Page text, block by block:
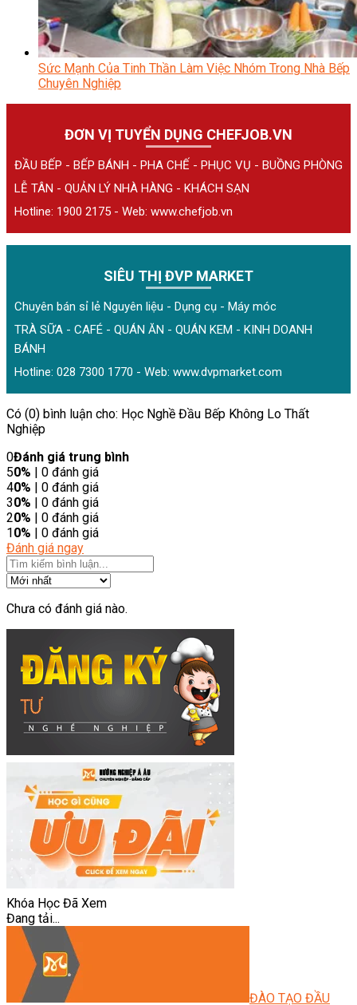
Sức Mạnh Của Tinh Thần Làm Việc Nhóm Trong Nhà Bếp
Chuyên Nghiệp
ĐƠN VỊ TUYỂN DỤNG CHEFJOB.VN
ĐẦU BẾP - BẾP BÁNH - PHA CHẾ - PHỤC VỤ - BUỒNG PHÒNG
LỄ TÂN - QUẢN LÝ NHÀ HÀNG - KHÁCH SẠN
Hotline: 1900 2175 - Web: www.chefjob.vn
SIÊU THỊ ĐVP MARKET
Chuyên bán sỉ lẻ Nguyên liệu - Dụng cụ - Máy móc
TRÀ SỮA - CAFÉ - QUÁN ĂN - QUÁN KEM - KINH DOANH
BÁNH
Hotline: 028 7300 1770 - Web: www.dvpmarket.com
Có (0) bình luận cho: Học Nghề Đầu Bếp Không Lo Thất
Nghiệp
0Đánh giá trung bình
50% | 0 đánh giá
40% | 0 đánh giá
30% | 0 đánh giá
20% | 0 đánh giá
1 0% | 0 đánh giá
Đánh giá ngay
Chưa có đánh giá nào.
Khóa Học Đã Xem
Đang tải...
ĐÀO TẠO ĐẦU